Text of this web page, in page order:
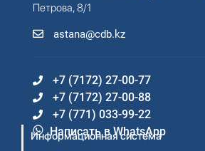
Петрова, 8/1
astana@cdb.kz
+7 (7172) 27-00-77
+7 (7172) 27-00-88
+7 (771) 033-99-22
Написать в WhatsApp
Информационная система